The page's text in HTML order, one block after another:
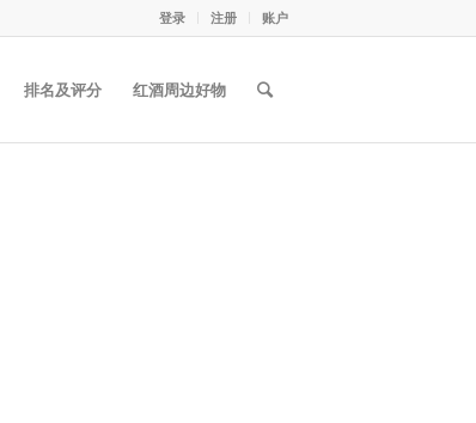
登录 注册 账户
排名及评分 红酒周边好物